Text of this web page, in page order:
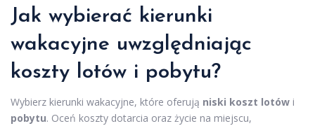
Jak wybierać kierunki
wakacyjne uwzględniając
koszty lotów i pobytu?
Wybierz kierunki wakacyjne, które oferują niski koszt lotów i
pobytu. Oceń koszty dotarcia oraz życie na miejscu,